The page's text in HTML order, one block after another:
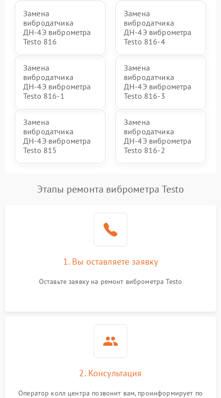
Замена
вибродатчика
ДН-4Э виброметра
Testo 816
Замена
вибродатчика
ДН-4Э виброметра
Testo 816-4
Замена
вибродатчика
ДН-4Э виброметра
Testo 816-1
Замена
вибродатчика
ДН-4Э виброметра
Testo 816-3
Замена
вибродатчика
ДН-4Э виброметра
Testo 815
Замена
вибродатчика
ДН-4Э виброметра
Testo 816-2
Этапы ремонта виброметра Testo
1. Вы оставляете заявку
Оставьте заявку на ремонт виброметра Testo
2. Консультация
Оператор колл центра позвонит вам, проинформирует по